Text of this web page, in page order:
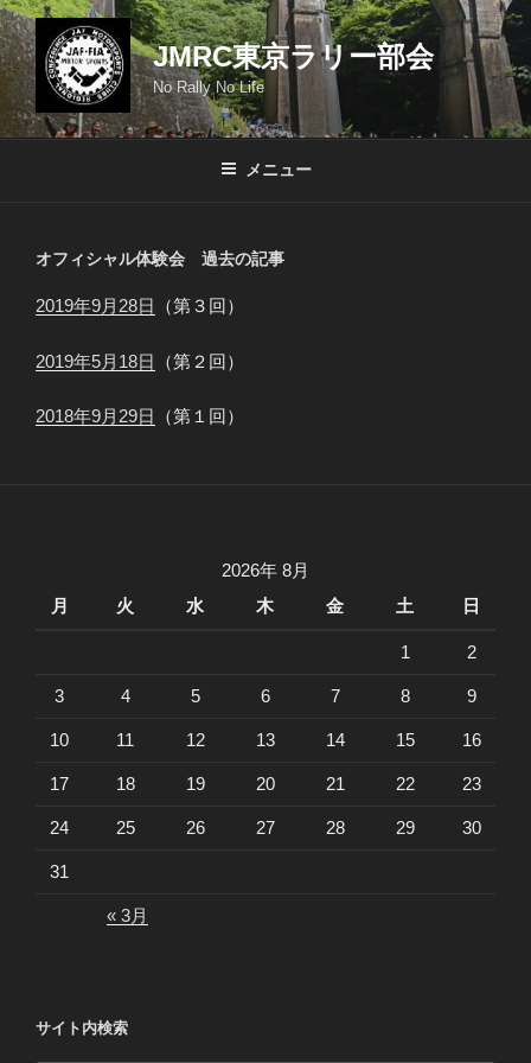
コ
ン
テ
ン
ツ
JMRC東京ラリー部会
No Rally No Life
メニュー
オフィシャル体験会 過去の記事
2019年9月28日 （第３回）
2019年5月18日 （第２回）
2018年9月29日 （第１回）
2026年 8月
月
火 水 木 金 土 日
1 2
3 4 5 6 7 8 9
10 11 12 13 14 15 16
17 18 19 20 21 22 23
24 25 26 27 28 29 30
31
« 3月
サイト内検索